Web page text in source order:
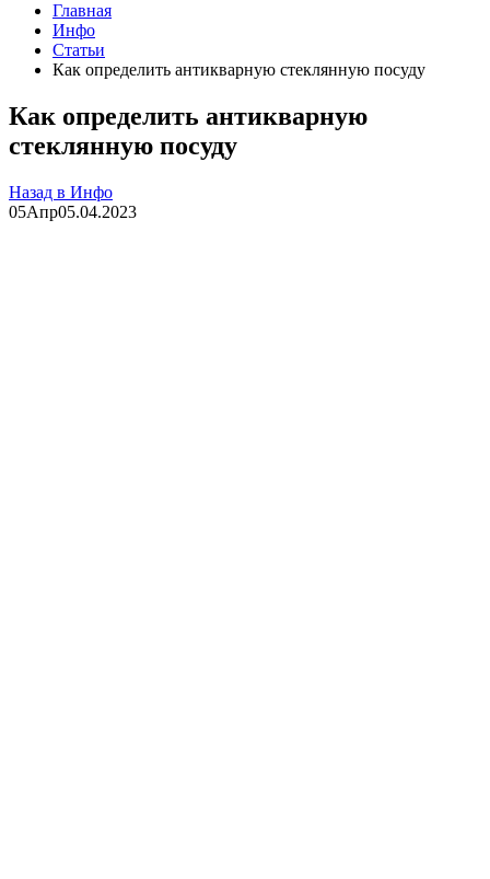
Главная
Инфо
Статьи
Как определить антикварную стеклянную посуду
Как определить антикварную
стеклянную посуду
Назад в Инфо
05Апр05.04.2023